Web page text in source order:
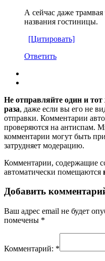
А сейчас даже трамвая
названия гостиницы.
[Цитировать]
Ответить
Не отправляйте один и
раза, даже если вы его не
отправки. Комментарии
проверяются на антиспам.
комментарии могут быть
затрудняет модерацию.
Комментарии, содержащие
автоматически помещаются
Добавить
Ваш адрес email не будет
помечены *
Комментарий: *